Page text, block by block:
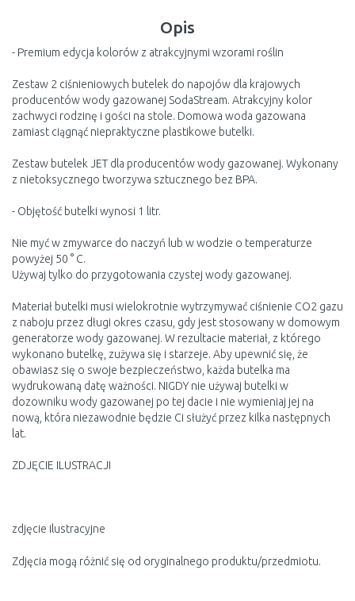
Opis
- Premium edycja kolorów z atrakcyjnymi wzorami roślin
Zestaw 2 ciśnieniowych butelek do napojów dla krajowych
producentów wody gazowanej SodaStream. Atrakcyjny kolor
zachwyci rodzinę i gości na stole. Domowa woda gazowana
zamiast ciągnąć niepraktyczne plastikowe butelki.
Zestaw butelek JET dla producentów wody gazowanej. Wykonany
z nietoksycznego tworzywa sztucznego bez BPA.
- Objętość butelki wynosi 1 litr.
Nie myć w zmywarce do naczyń lub w wodzie o temperaturze
powyżej 50 ° C.
Używaj tylko do przygotowania czystej wody gazowanej.
Materiał butelki musi wielokrotnie wytrzymywać ciśnienie CO2 gazu
z naboju przez długi okres czasu, gdy jest stosowany w domowym
generatorze wody gazowanej. W rezultacie materiał, z którego
wykonano butelkę, zużywa się i starzeje. Aby upewnić się, że
obawiasz się o swoje bezpieczeństwo, każda butelka ma
wydrukowaną datę ważności. NIGDY nie używaj butelki w
dozowniku wody gazowanej po tej dacie i nie wymieniaj jej na
nową, która niezawodnie będzie Ci służyć przez kilka następnych
lat.
ZDJĘCIE ILUSTRACJI
zdjęcie ilustracyjne
Zdjęcia mogą różnić się od oryginalnego produktu/przedmiotu.